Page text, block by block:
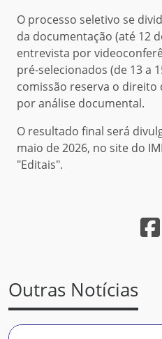
O processo seletivo se
da documentação (até 12
entrevista por
pré-selecionados (de 13 a
comissão reserva o
por análise documental.
O resultado final será
maio de 2026, no site do
"Editais".
Outras Notícias